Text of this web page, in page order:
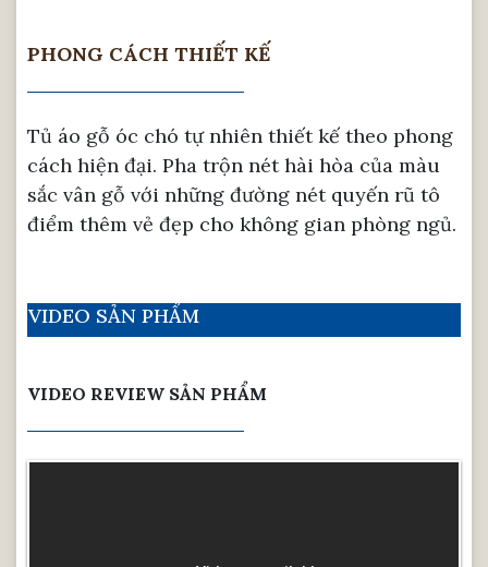
PHONG CÁCH THIẾT KẾ
Tủ áo gỗ óc chó tự nhiên thiết kế theo phong
cách hiện đại. Pha trộn nét hài hòa của màu
sắc vân gỗ với những đường nét quyến rũ tô
điểm thêm vẻ đẹp cho không gian phòng ngủ.
VIDEO SẢN PHẨM
VIDEO REVIEW SẢN PHẨM